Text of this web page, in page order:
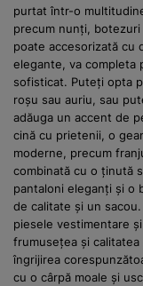
purtat într-o
precum nunți,
poate accesorizată cu
elegante, va completa
sofisticat. Puteți opta
roșu sau auriu, sau
adăuga un accent de
cină cu prietenii, o
moderne, precum
combinată cu o ținută
pantaloni eleganți și o
de calitate și un
piesele vestimentare
frumusețea și calitatea
îngrijirea
cu o cârpă moale și